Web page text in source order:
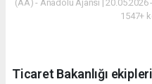
(AA) - Anadolu Ajansı |
1547+
Ticaret Bakanlığı